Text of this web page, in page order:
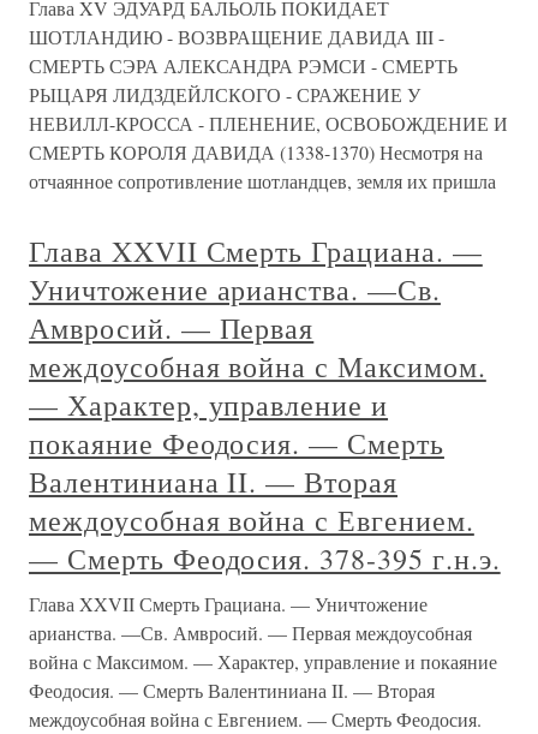
Глава XV ЭДУАРД БАЛЬОЛЬ ПОКИДАЕТ
ШОТЛАНДИЮ - ВОЗВРАЩЕНИЕ ДАВИДА III -
СМЕРТЬ СЭРА АЛЕКСАНДРА РЭМСИ - СМЕРТЬ
РЫЦАРЯ ЛИДЗДЕЙЛСКОГО - СРАЖЕНИЕ У
НЕВИЛЛ-КРОССА - ПЛЕНЕНИЕ, ОСВОБОЖДЕНИЕ И
СМЕРТЬ КОРОЛЯ ДАВИДА (1338-1370) Несмотря на
отчаянное сопротивление шотландцев, земля их пришла
Глава XXVII Смерть Грациана. —
Уничтожение арианства. —Св.
Амвросий. — Первая
междоусобная война с Максимом.
— Характер, управление и
покаяние Феодосия. — Смерть
Валентиниана II. — Вторая
междоусобная война с Евгением.
— Смерть Феодосия. 378-395 г.н.э.
Глава XXVII Смерть Грациана. — Уничтожение
арианства. —Св. Амвросий. — Первая междоусобная
война с Максимом. — Характер, управление и покаяние
Феодосия. — Смерть Валентиниана II. — Вторая
междоусобная война с Евгением. — Смерть Феодосия.